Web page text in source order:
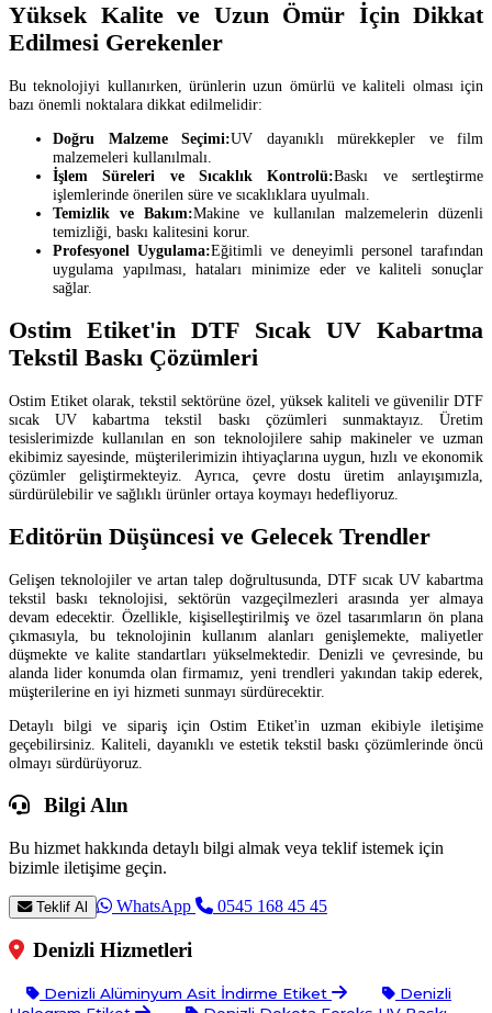
Yüksek Kalite ve Uzun Ömür İçin Dikkat
Edilmesi Gerekenler
Bu teknolojiyi kullanırken, ürünlerin uzun ömürlü ve kaliteli olması için
bazı önemli noktalara dikkat edilmelidir:
Doğru Malzeme Seçimi:UV dayanıklı mürekkepler ve film
malzemeleri kullanılmalı.
İşlem Süreleri ve Sıcaklık Kontrolü:Baskı ve sertleştirme
işlemlerinde önerilen süre ve sıcaklıklara uyulmalı.
Temizlik ve Bakım:Makine ve kullanılan malzemelerin düzenli
temizliği, baskı kalitesini korur.
Profesyonel Uygulama:Eğitimli ve deneyimli personel tarafından
uygulama yapılması, hataları minimize eder ve kaliteli sonuçlar
sağlar.
Ostim Etiket'in DTF Sıcak UV Kabartma
Tekstil Baskı Çözümleri
Ostim Etiket olarak, tekstil sektörüne özel, yüksek kaliteli ve güvenilir DTF
sıcak UV kabartma tekstil baskı çözümleri sunmaktayız. Üretim
tesislerimizde kullanılan en son teknolojilere sahip makineler ve uzman
ekibimiz sayesinde, müşterilerimizin ihtiyaçlarına uygun, hızlı ve ekonomik
çözümler geliştirmekteyiz. Ayrıca, çevre dostu üretim anlayışımızla,
sürdürülebilir ve sağlıklı ürünler ortaya koymayı hedefliyoruz.
Editörün Düşüncesi ve Gelecek Trendler
Gelişen teknolojiler ve artan talep doğrultusunda, DTF sıcak UV kabartma
tekstil baskı teknolojisi, sektörün vazgeçilmezleri arasında yer almaya
devam edecektir. Özellikle, kişiselleştirilmiş ve özel tasarımların ön plana
çıkmasıyla, bu teknolojinin kullanım alanları genişlemekte, maliyetler
düşmekte ve kalite standartları yükselmektedir. Denizli ve çevresinde, bu
alanda lider konumda olan firmamız, yeni trendleri yakından takip ederek,
müşterilerine en iyi hizmeti sunmayı sürdürecektir.
Detaylı bilgi ve sipariş için Ostim Etiket'in uzman ekibiyle iletişime
geçebilirsiniz. Kaliteli, dayanıklı ve estetik tekstil baskı çözümlerinde öncü
olmayı sürdürüyoruz.
Bilgi Alın
Bu hizmet hakkında detaylı bilgi almak veya teklif istemek için
bizimle iletişime geçin.
Teklif Al WhatsApp 0545 168 45 45
Denizli Hizmetleri
Denizli Alüminyum Asit İndirme Etiket
Denizli